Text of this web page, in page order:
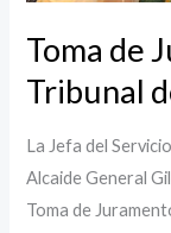
Toma de
Tribunal
La Jefa del
Alcaide General
Toma de